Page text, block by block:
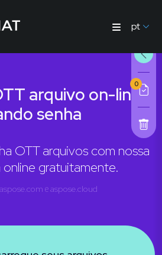
pt
0
arquivo on-line
senha
OTT arquivos com nossa
gratuitamente.
aspose.com easpose.cloud